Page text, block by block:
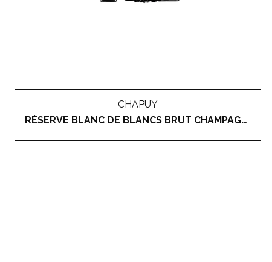
CHAPUY
RÉSERVE BLANC DE BLANCS BRUT CHAMPAGNE GRAND CRU